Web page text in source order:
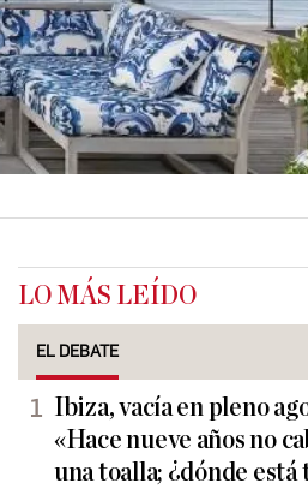
LO MÁS LEÍDO
EL DEBATE
Ibiza, vacía en pleno
«Hace nueve años no
una toalla; ¿dónde está